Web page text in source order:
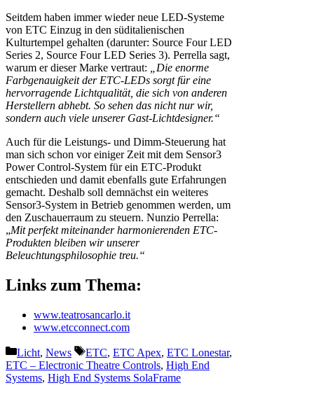
Seitdem haben immer wieder neue LED-Systeme
von ETC Einzug in den süditalienischen
Kulturtempel gehalten (darunter: Source Four LED
Series 2, Source Four LED Series 3). Perrella sagt,
warum er dieser Marke vertraut:
„Die enorme
Farbgenauigkeit der ETC-LEDs sorgt für eine
hervorragende Lichtqualität, die sich von anderen
Herstellern abhebt. So sehen das nicht nur wir,
sondern auch viele unserer Gast-Lichtdesigner.“
Auch für die Leistungs- und Dimm-Steuerung hat
man sich schon vor einiger Zeit mit dem Sensor3
Power Control-System für ein ETC-Produkt
entschieden und damit ebenfalls gute Erfahrungen
gemacht. Deshalb soll demnächst ein weiteres
Sensor3-System in Betrieb genommen werden, um
den Zuschauerraum zu steuern. Nunzio Perrella:
„Mit perfekt miteinander harmonierenden ETC-
Produkten bleiben wir unserer
Beleuchtungsphilosophie treu.“
Links zum Thema:
www.teatrosancarlo.it
www.etcconnect.com
Kategorien
Licht, News Schlagwörter
ETC, ETC Apex, ETC Lonestar,
ETC – Electronic Theatre Controls, High End
Systems, High End Systems SolaFrame